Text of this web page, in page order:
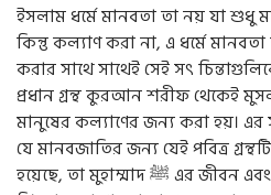
ইসলাম ধর্মে মানবতা তা নয় যা শুধু
কিন্তু কল্যাণ করা না, এ ধর্মে
করার সাথে সাথেই সেই সৎ
প্রধান গ্রন্থ কুরআন শরীফ থেকেই
মানুষের কল্যাণের জন্য করা হয়। এর
যে মানবজাতির জন্য যেই পবিত্র
হয়েছে, তা মুহাম্মাদ ﷺ এর জীবন এবং তার কর্মের মধ্যে এই